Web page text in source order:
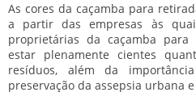
As cores da caçamba para
a partir das empresas às
proprietárias dacaçamba
estar plenamente cientes
resíduos, além da
preservação da assepsia urbana